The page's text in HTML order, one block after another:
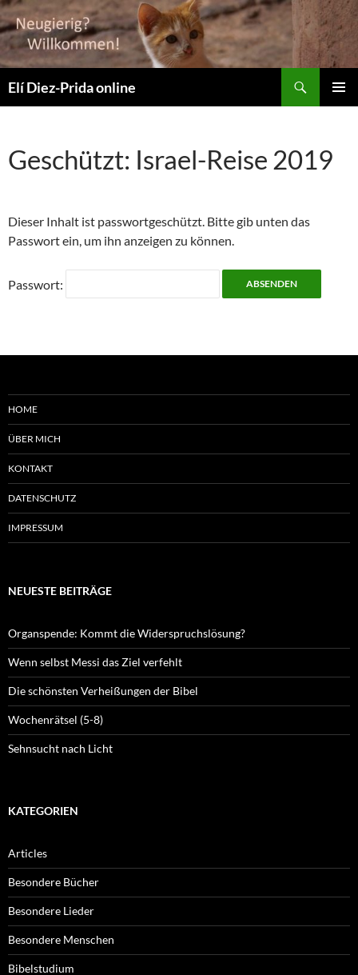
Elí Diez-Prida online
Geschützt: Israel-Reise 2019
Dieser Inhalt ist passwortgeschützt. Bitte gib unten das
Passwort ein, um ihn anzeigen zu können.
Passwort:
HOME
ÜBER MICH
KONTAKT
DATENSCHUTZ
IMPRESSUM
NEUESTE BEITRÄGE
Organspende: Kommt die Widerspruchslösung?
Wenn selbst Messi das Ziel verfehlt
Die schönsten Verheißungen der Bibel
Wochenrätsel (5-8)
Sehnsucht nach Licht
KATEGORIEN
Articles
Besondere Bücher
Besondere Lieder
Besondere Menschen
Bibelstudium